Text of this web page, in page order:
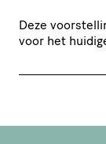
Deze
voor het